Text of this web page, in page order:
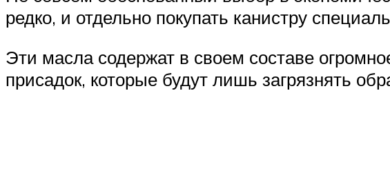
редко, и отдельно покупать канистру
Эти масла содержат в своем составе
присадок, которые будут лишь загрязнять